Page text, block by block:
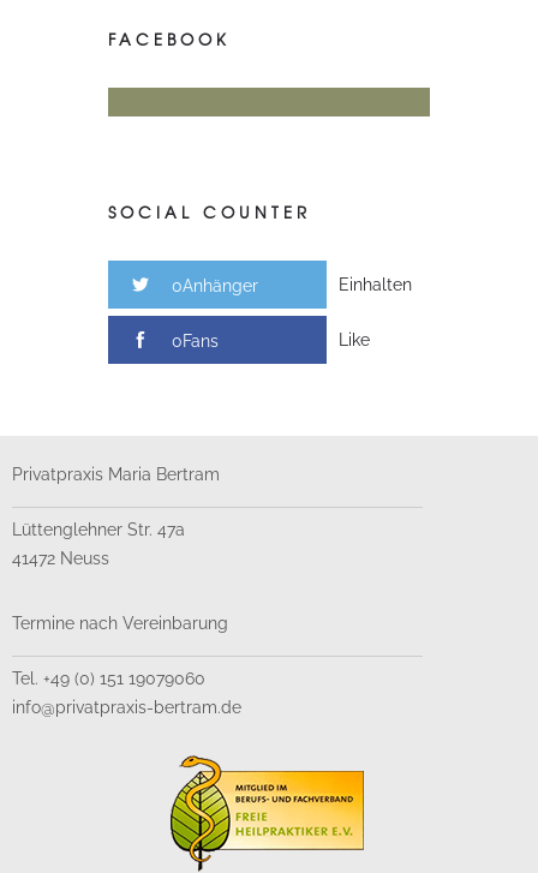
FACEBOOK
SOCIAL COUNTER
0Anhänger Einhalten
0Fans Like
Privatpraxis Maria Bertram
Lüttenglehner Str. 47a
41472 Neuss
Termine nach Vereinbarung
Tel. +49 (0) 151 19079060
info@privatpraxis-bertram.de